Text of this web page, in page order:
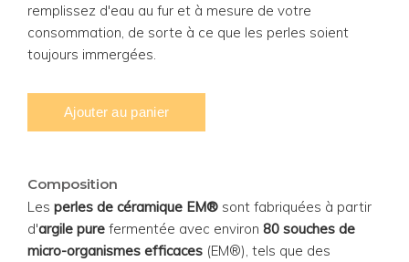
remplissez d'eau au fur et à mesure de votre
consommation, de sorte à ce que les perles soient
toujours immergées.
Composition
Les perles de céramique EM® sont fabriquées à partir
d'argile pure fermentée avec environ 80 souches de
micro-organismes efficaces (EM®), tels que des